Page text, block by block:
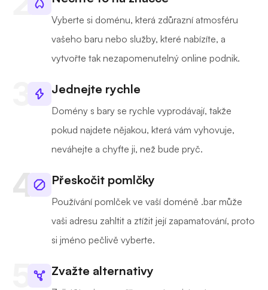
Vyberte si doménu, která zdůrazní atmosféru
vašeho baru nebo služby, které nabízíte, a
vytvořte tak nezapomenutelný online podnik.
Jednejte rychle
Domény s bary se rychle vyprodávají, takže
pokud najdete nějakou, která vám vyhovuje,
neváhejte a chyťte ji, než bude pryč.
Přeskočit pomlčky
Používání pomlček ve vaší doméně .bar může
vaši adresu zahltit a ztížit její zapamatování, proto
si jméno pečlivě vyberte.
Zvažte alternativy